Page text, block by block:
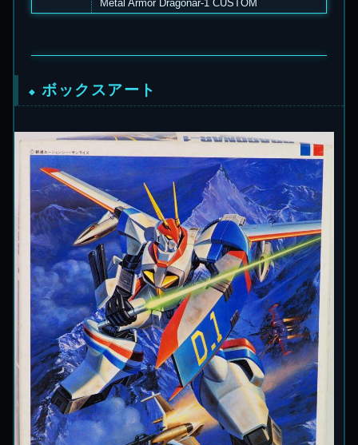
Metal Armor Dragonar-1 CUSTOM
ボックスアート